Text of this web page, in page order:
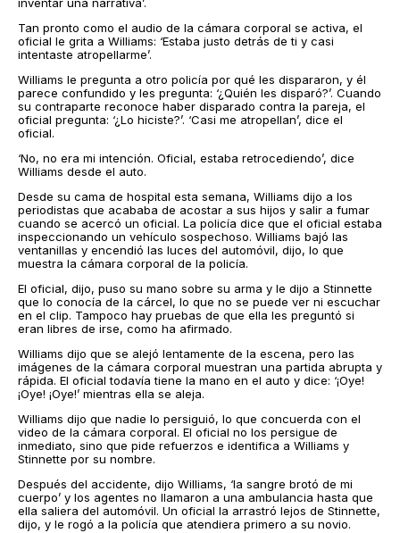
inventar una narrativa’.
Tan pronto como el audio de la cámara corporal se activa, el
oficial le grita a Williams: ‘Estaba justo detrás de ti y casi
intentaste atropellarme’.
Williams le pregunta a otro policía por qué les dispararon, y él
parece confundido y les pregunta: ‘¿Quién les disparó?’. Cuando
su contraparte reconoce haber disparado contra la pareja, el
oficial pregunta: ‘¿Lo hiciste?’. ‘Casi me atropellan’, dice el
oficial.
‘No, no era mi intención. Oficial, estaba retrocediendo’, dice
Williams desde el auto.
Desde su cama de hospital esta semana, Williams dijo a los
periodistas que acababa de acostar a sus hijos y salir a fumar
cuando se acercó un oficial. La policía dice que el oficial estaba
inspeccionando un vehículo sospechoso. Williams bajó las
ventanillas y encendió las luces del automóvil, dijo, lo que
muestra la cámara corporal de la policía.
El oficial, dijo, puso su mano sobre su arma y le dijo a Stinnette
que lo conocía de la cárcel, lo que no se puede ver ni escuchar
en el clip. Tampoco hay pruebas de que ella les preguntó si
eran libres de irse, como ha afirmado.
Williams dijo que se alejó lentamente de la escena, pero las
imágenes de la cámara corporal muestran una partida abrupta y
rápida. El oficial todavía tiene la mano en el auto y dice: ‘¡Oye!
¡Oye! ¡Oye!’ mientras ella se aleja.
Williams dijo que nadie lo persiguió, lo que concuerda con el
video de la cámara corporal. El oficial no los persigue de
inmediato, sino que pide refuerzos e identifica a Williams y
Stinnette por su nombre.
Después del accidente, dijo Williams, ‘la sangre brotó de mi
cuerpo’ y los agentes no llamaron a una ambulancia hasta que
ella saliera del automóvil. Un oficial la arrastró lejos de Stinnette,
dijo, y le rogó a la policía que atendiera primero a su novio.